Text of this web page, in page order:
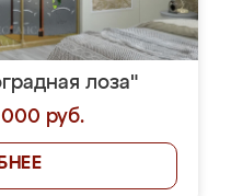
лоза"
руб.